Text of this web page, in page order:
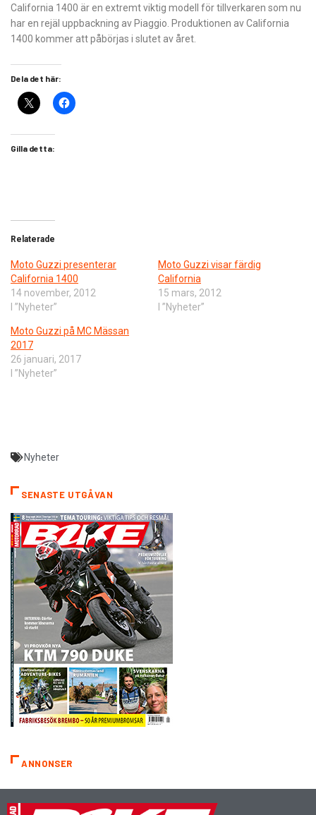
California 1400 är en extremt viktig modell för tillverkaren som nu
har en rejäl uppbackning av Piaggio. Produktionen av California
1400 kommer att påbörjas i slutet av året.
Dela det här:
Gilla detta:
Relaterade
Moto Guzzi presenterar
California 1400
14 november, 2012
I ”Nyheter”
Moto Guzzi visar färdig
California
15 mars, 2012
I ”Nyheter”
Moto Guzzi på MC Mässan
2017
26 januari, 2017
I ”Nyheter”
Nyheter
SENASTE UTGÅVAN
ANNONSER